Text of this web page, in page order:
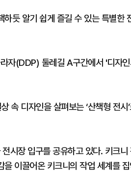
듯 알기 쉽게 즐길 수 있는 특별한
자(DDP) 둘레길 A구간에서 '디자
속 디자인을 살펴보는 ‘산책형 전시
시장 입구를 공유하고 있다. 키크니
이끌어온 키크니의 작업 세계를